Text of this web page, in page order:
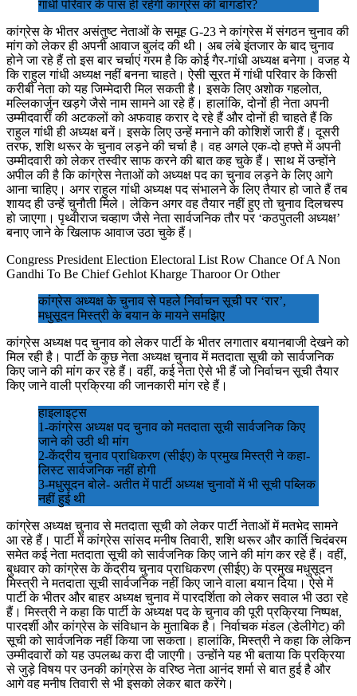
गांधी परिवार के पास ही रहेगी कांग्रेस की बागडोर?
कांग्रेस के भीतर असंतुष्ट नेताओं के समूह G-23 ने कांग्रेस में संगठन चुनाव की
मांग को लेकर ही अपनी आवाज बुलंद की थी। अब लंबे इंतजार के बाद चुनाव
होने जा रहे हैं तो इस बार चर्चाएं गरम है कि कोई गैर-गांधी अध्यक्ष बनेगा। वजह ये
कि राहुल गांधी अध्यक्ष नहीं बनना चाहते। ऐसी सूरत में गांधी परिवार के किसी
करीबी नेता को यह जिम्मेदारी मिल सकती है। इसके लिए अशोक गहलोत,
मल्लिकार्जुन खड़गे जैसे नाम सामने आ रहे हैं। हालांकि, दोनों ही नेता अपनी
उम्मीदवारीं की अटकलों को अफवाह करार दे रहे हैं और दोनों ही चाहते हैं कि
राहुल गांधी ही अध्यक्ष बनें। इसके लिए उन्हें मनाने की कोशिशें जारी हैं। दूसरी
तरफ, शशि थरूर के चुनाव लड़ने की चर्चा है। वह अगले एक-दो हफ्ते में अपनी
उम्मीदवारी को लेकर तस्वीर साफ करने की बात कह चुके हैं। साथ में उन्होंने
अपील की है कि कांग्रेस नेताओं को अध्यक्ष पद का चुनाव लड़ने के लिए आगे
आना चाहिए। अगर राहुल गांधी अध्यक्ष पद संभालने के लिए तैयार हो जाते हैं तब
शायद ही उन्हें चुनौती मिले। लेकिन अगर वह तैयार नहीं हुए तो चुनाव दिलचस्प
हो जाएगा। पृथ्वीराज चव्हाण जैसे नेता सार्वजनिक तौर पर ‘कठपुतली अध्यक्ष’
बनाए जाने के खिलाफ आवाज उठा चुके हैं।
Congress President Election Electoral List Row Chance Of A Non
Gandhi To Be Chief Gehlot Kharge Tharoor Or Other
कांग्रेस अध्यक्ष के चुनाव से पहले निर्वाचन सूची पर ‘रार’,
मधुसूदन मिस्त्री के बयान के मायने समझिए
कांग्रेस अध्यक्ष पद चुनाव को लेकर पार्टी के भीतर लगातार बयानबाजी देखने को
मिल रही है। पार्टी के कुछ नेता अध्यक्ष चुनाव में मतदाता सूची को सार्वजनिक
किए जाने की मांग कर रहे हैं। वहीं, कई नेता ऐसे भी हैं जो निर्वाचन सूची तैयार
किए जाने वाली प्रक्रिया की जानकारी मांग रहे हैं।
हाइलाइट्स
1-कांग्रेस अध्यक्ष पद चुनाव को मतदाता सूची सार्वजनिक किए
जाने की उठी थी मांग
2-केंद्रीय चुनाव प्राधिकरण (सीईए) के प्रमुख मिस्त्री ने कहा-
लिस्ट सार्वजनिक नहीं होगी
3-मधुसूदन बोले- अतीत में पार्टी अध्यक्ष चुनावों में भी सूची पब्लिक
नहीं हुई थी
कांग्रेस अध्यक्ष चुनाव से मतदाता सूची को लेकर पार्टी नेताओं में मतभेद सामने
आ रहे हैं। पार्टी में कांग्रेस सांसद मनीष तिवारी, शशि थरूर और कार्ति चिदंबरम
समेत कई नेता मतदाता सूची को सार्वजनिक किए जाने की मांग कर रहे हैं। वहीं,
बुधवार को कांग्रेस के केंद्रीय चुनाव प्राधिकरण (सीईए) के प्रमुख मधुसूदन
मिस्त्री ने मतदाता सूची सार्वजनिक नहीं किए जाने वाला बयान दिया। ऐसे में
पार्टी के भीतर और बाहर अध्यक्ष चुनाव में पारदर्शिता को लेकर सवाल भी उठा रहे
हैं। मिस्त्री ने कहा कि पार्टी के अध्यक्ष पद के चुनाव की पूरी प्रक्रिया निष्पक्ष,
पारदर्शी और कांग्रेस के संविधान के मुताबिक है। निर्वाचक मंडल (डेलीगेट) की
सूची को सार्वजनिक नहीं किया जा सकता। हालांकि, मिस्त्री ने कहा कि लेकिन
उम्मीदवारों को यह उपलब्ध करा दी जाएगी। उन्होंने यह भी बताया कि प्रक्रिया
से जुड़े विषय पर उनकी कांग्रेस के वरिष्ठ नेता आनंद शर्मा से बात हुई है और
आगे वह मनीष तिवारी से भी इसको लेकर बात करेंगे।